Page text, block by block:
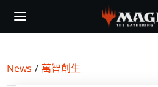
main
News / 萬智創生